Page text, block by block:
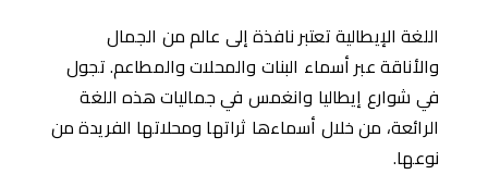
اللغة الإيطالية تعتبر نافذة إلى عالم من الجمال
والأناقة عبر أسماء البنات والمحلات والمطاعم. تجول
في شوارع إيطاليا وانغمس في جماليات هذه اللغة
الرائعة، من خلال أسماءها ثراتها ومحلاتها الفريدة من
نوعها.